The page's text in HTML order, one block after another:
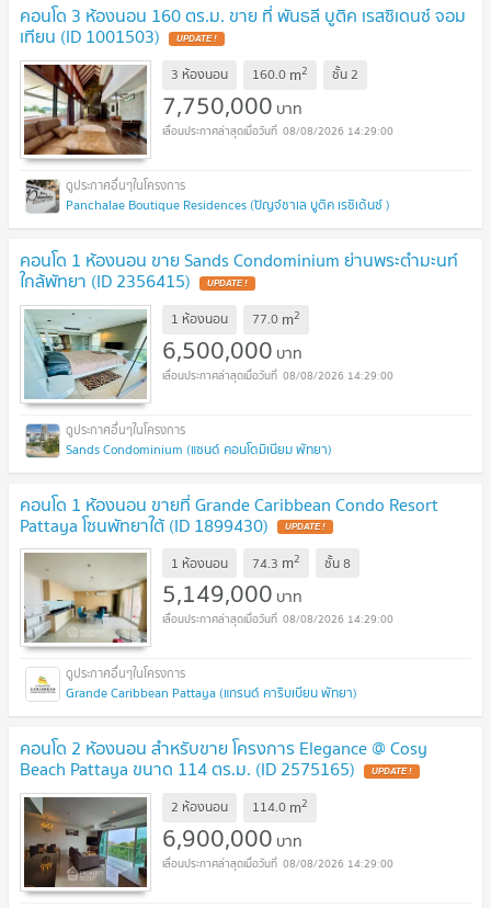
คอนโด 3 ห้องนอน 160 ตร.ม. ขาย ที่ พันธลี บูติค เรสซิเดนซ์ จอม
เทียน (ID 1001503) UPDATE !
3 ห้องนอน 160.0 m2 ชั้น2
7,750,000 บาท
08/08/2026 14:29:00
Panchalae Boutique Residences (ปัญจ์ชาเล บูติค เรซิเด้นซ์ )
คอนโด 1 ห้องนอน ขาย Sands Condominium ย่านพระตำมะนท์
ใกล้พัทยา (ID 2356415) UPDATE !
1 ห้องนอน 77.0 m2
6,500,000 บาท
08/08/2026 14:29:00
Sands Condominium (แซนด์ คอนโดมิเนียม พัทยา)
คอนโด 1 ห้องนอน ขายที่ Grande Caribbean Condo Resort
Pattaya โซนพัทยาใต้ (ID 1899430) UPDATE !
1 ห้องนอน 74.3 m2 ชั้น8
5,149,000 บาท
08/08/2026 14:29:00
Grande Caribbean Pattaya (แกรนด์ คาริบเบียน พัทยา)
คอนโด 2 ห้องนอน สำหรับขาย โครงการ Elegance @ Cosy
Beach Pattaya ขนาด 114 ตร.ม. (ID 2575165) UPDATE !
2 ห้องนอน 114.0 m2
6,900,000 บาท
08/08/2026 14:29:00